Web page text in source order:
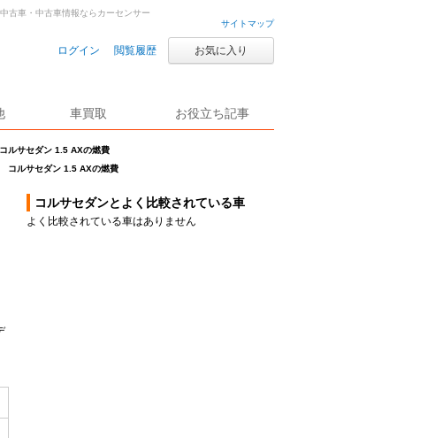
サイトマップ
ログイン 閲覧履歴 お気に入り
車買取 お役立ち記事
コルサセダン 1.5 AXの燃費
コルサセダン 1.5 AXの燃費
古車・中古車情報ならカーセンサー
コルサセダンとよく比較されている車
よく比較されている車はありません